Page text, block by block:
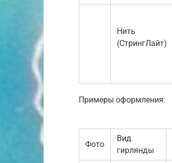
Нить
(СтрингЛайт)
Примеры оформления:
Фото
Вид
гирлянды